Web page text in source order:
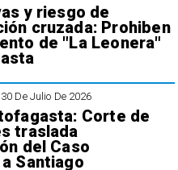
y riesgo de
cruzada: Prohiben
de "La Leonera"
30 De Julio De 2026
Corte de
traslada
del Caso
Santiago